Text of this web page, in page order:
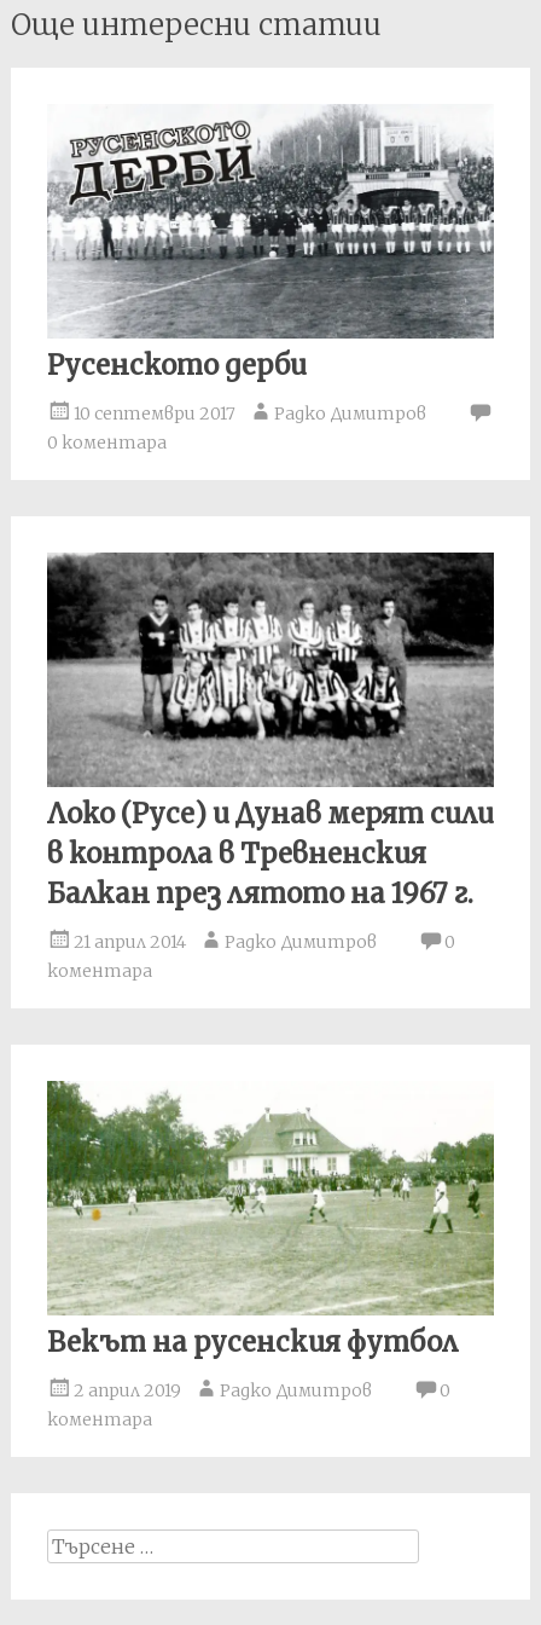
navigation
Още интересни статии
Русенското дерби
10 септември 2017
Радко Димитров
0 коментара
Локо (Русе) и Дунав мерят сили
в контрола в Тревненския
Балкан през лятото на 1967 г.
21 април 2014 Радко Димитров
0
коментара
Векът на русенския футбол
2 април 2019 Радко Димитров
0
коментара
Search